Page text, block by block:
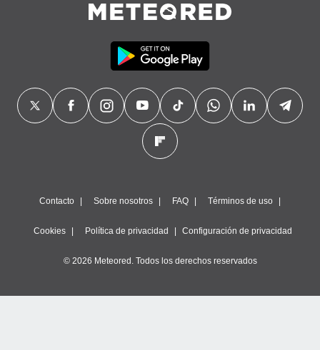
Contacto Sobre nosotros FAQ Términos de uso
Cookies Política de privacidad Configuración de privacidad
© 2026 Meteored. Todos los derechos reservados